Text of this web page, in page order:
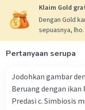
Klaim Gold
Dengan Gold
sepuasnya, lho.
Pertanyaan serupa
Jodohkan gambar
Beruang dengan ikan Pola interaksi a. Netralisme b.
Predasi c. Simbiosis